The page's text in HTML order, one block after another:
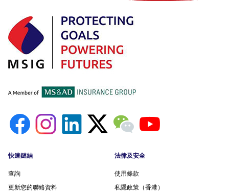
Footer menu
快速鏈結
查詢
更新您的聯絡資料
法律及安全
使用條款
私隱政策（香港）